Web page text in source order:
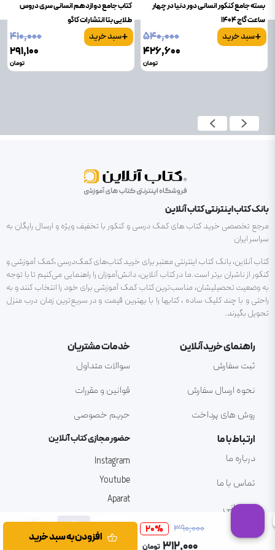
۳۹۰٬۰۰۰ 20%
۳۱۲٬۰۰۰ تومان
افزودن به سبد خرید
بسته جامع کنکور انسانی دور دنیا در چهار
ساعت گاج 1404
+سبد خرید
۵۴۰٬۰۰۰
۴۲۶٬۶۰۰
تومان
کتاب جامع دوازدهم انسانی سری دروس
طلایی بتا انتشارات کاگو
+سبد خرید
۴۱۰٬۰۰۰
۲۹۱٬۱۰۰
تومان
بانک کتاب اینترنتی کتاب آنلاین
مرجع تخصصی خرید کتاب های کمک درسی و کنکور با تخفیف ویژه و ارسال رایگان به
سراسر ایران
کتاب آنلاین، بانک کتاب اینترنتی معتبر برای خرید کتاب‌های کمک‌درسی ،کمک آموزشی و
کنکور از ناشران برتر است.ما در کتاب آنلاین، دانش‌آموزان را راهنمایی می‌کنیم تا با توجه
به وضعیت تحصیلیشان، مناسب‌ترین کتاب کمک آموزشی برای خود را انتخاب کنند و به
راحتی و با چند کلیک ساده ، کتابها را با بهترین قیمت و در سریع‌ترین زمان درب منزل
تحویل بگیرند.
راهنمای خرید آنلاین
ثبت سفارش
نحوه ارسال سفارش
روش های پرداخت
خدمات مشتریان
سوالات متداول
قوانین و مقررات
حریم خصوصی
ارتباط با ما
درباره ما
تماس با ما
پشتیبانی
حضور مجازی کتاب آنلاین
Instagram
Youtube
Aparat